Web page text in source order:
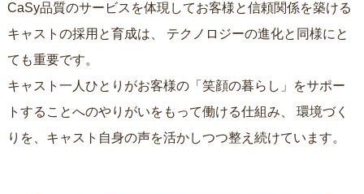
CaSy品質のサービスを体現してお客様と信頼関係を築ける
キャストの採用と育成は、
ても重要です。
キャスト一人ひとりがお客様の「笑顔の暮らし」をサポー
トすることへのやりがいをもって働ける仕組み、
りを、キャスト自身の声を活かしつつ整え続けています。